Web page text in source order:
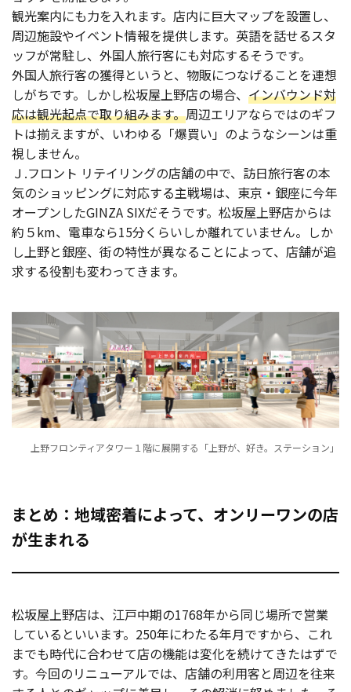
観光案内にも力を入れます。店内に巨大マップを設置し、
周辺施設やイベント情報を提供します。英語を話せるスタ
ッフが常駐し、外国人旅行客にも対応するそうです。
外国人旅行客の獲得というと、物販につなげることを連想
しがちです。しかし松坂屋上野店の場合、 インバウンド対
応は観光起点で取り組みます。周辺エリアならではのギフ
トは揃えますが、いわゆる「爆買い」のようなシーンは重
視しません。
Ｊ.フロント リテイリングの店舗の中で、訪日旅行客の本
気のショッピングに対応する主戦場は、東京・銀座に今年
オープンしたGINZA SIXだそうです。松坂屋上野店からは
約５km、電車なら15分くらいしか離れていません。しか
し上野と銀座、街の特性が異なることによって、店舗が追
求する役割も変わってきます。
上野フロンティアタワー１階に展開する「上野が、好き。ステーション」
まとめ：地域密着によって、オンリーワンの店
が生まれる
松坂屋上野店は、江戸中期の1768年から同じ場所で営業
しているといいます。250年にわたる年月ですから、これ
までも時代に合わせて店の機能は変化を続けてきたはずで
す。今回のリニューアルでは、店舗の利用客と周辺を往来